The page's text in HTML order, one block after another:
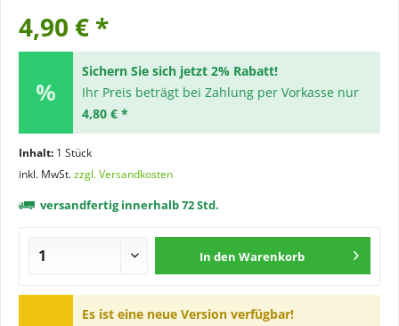
4,90 € *
Sichern Sie sich jetzt 2% Rabatt!
Ihr Preis beträgt bei Zahlung per Vorkasse nur
4,80 € *
Inhalt: 1 Stück
inkl. MwSt.zzgl. Versandkosten
versandfertig innerhalb 72 Std.
In den Warenkorb
Es ist eine neue Version verfügbar!